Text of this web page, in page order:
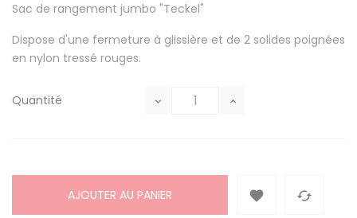
Sac de rangement jumbo "Teckel"
Dispose d'une fermeture à glissière et de 2 solides poignées
en nylon tressé rouges.
Quantité
AJOUTER AU PANIER  